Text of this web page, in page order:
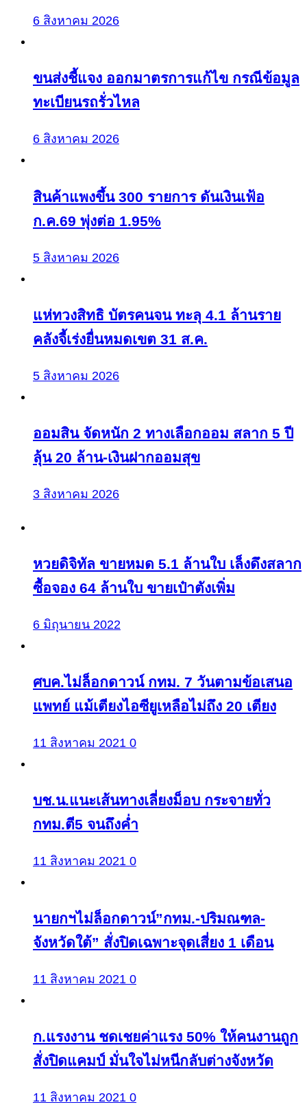
6 สิงหาคม 2026
ขนส่งชี้แจง ออกมาตรการแก้ไข กรณีข้อมูล
ทะเบียนรถรั่วไหล
6 สิงหาคม 2026
สินค้าแพงขึ้น 300 รายการ ดันเงินเฟ้อ
ก.ค.69 พุ่งต่อ 1.95%
5 สิงหาคม 2026
แห่ทวงสิทธิ บัตรคนจน ทะลุ 4.1 ล้านราย
คลังจี้เร่งยื่นหมดเขต 31 ส.ค.
5 สิงหาคม 2026
ออมสิน จัดหนัก 2 ทางเลือกออม สลาก 5 ปี
ลุ้น 20 ล้าน-เงินฝากออมสุข
3 สิงหาคม 2026
หวยดิจิทัล ขายหมด 5.1 ล้านใบ เล็งดึงสลาก
ซื้อจอง 64 ล้านใบ ขายเป๋าตังเพิ่ม
6 มิถุนายน 2022
ศบค.ไม่ล็อกดาวน์ กทม. 7 วันตามข้อเสนอ
แพทย์ แม้เตียงไอซียูเหลือไม่ถึง 20 เตียง
11 สิงหาคม 2021 0
บช.น.แนะเส้นทางเลี่ยงม็อบ กระจายทั่ว
กทม.ตี5 จนถึงค่ำ
11 สิงหาคม 2021 0
นายกฯไม่ล็อกดาวน์”กทม.-ปริมณฑล-
จังหวัดใต้” สั่งปิดเฉพาะจุดเสี่ยง 1 เดือน
11 สิงหาคม 2021 0
ก.แรงงาน ชดเชยค่าแรง 50% ให้คนงานถูก
สั่งปิดแคมป์ มั่นใจไม่หนีกลับต่างจังหวัด
11 สิงหาคม 2021 0